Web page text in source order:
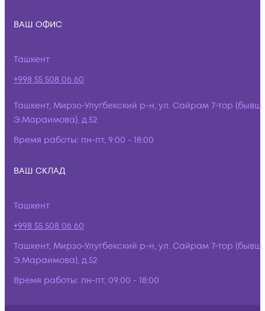
ВАШ ОФИС
Ташкент
+998 55 508 06 60
Ташкент, Мирзо-Улугбекский р-н, ул. Сайрам 7-тор (бывш.
Э.Мараимова), д.52
Время работы: пн-пт, 9:00 - 18:00
ВАШ СКЛАД
Ташкент
+998 55 508 06 60
Ташкент, Мирзо-Улугбекский р-н, ул. Сайрам 7-тор (бывш.
Э.Мараимова), д.52
Время работы: пн-пт, 09:00 - 18:00